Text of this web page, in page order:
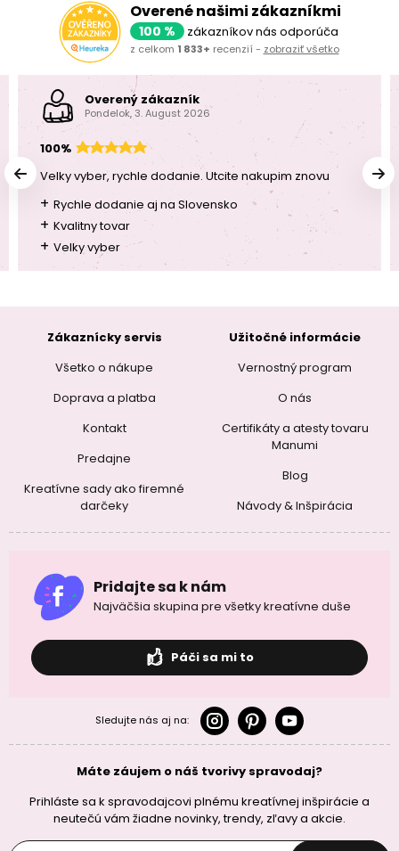
Overené našimi zákazníkmi
100 % zákazníkov nás odporúča
z celkom 1 833+ recenzií - zobraziť všetko
Overený zákazník
Pondelok, 3. August 2026
100%
Velky vyber, rychle dodanie. Utcite nakupim znovu
+ Rychle dodanie aj na Slovensko
+ Kvalitny tovar
+ Velky vyber
Zákaznícky servis
Všetko o nákupe
Doprava a platba
Kontakt
Predajne
Kreatívne sady ako firemné
darčeky
Užitočné informácie
Vernostný program
O nás
Certifikáty a atesty tovaru
Manumi
Blog
Návody & Inšpirácia
Pridajte sa k nám
Najväčšia skupina pre všetky kreatívne duše
Páči sa mi to
Sledujte nás aj na:
Máte záujem o náš tvorivy spravodaj?
Prihláste sa k spravodajcovi plnému kreatívnej inšpirácie a
neutečú vám žiadne novinky, trendy, zľavy a akcie.